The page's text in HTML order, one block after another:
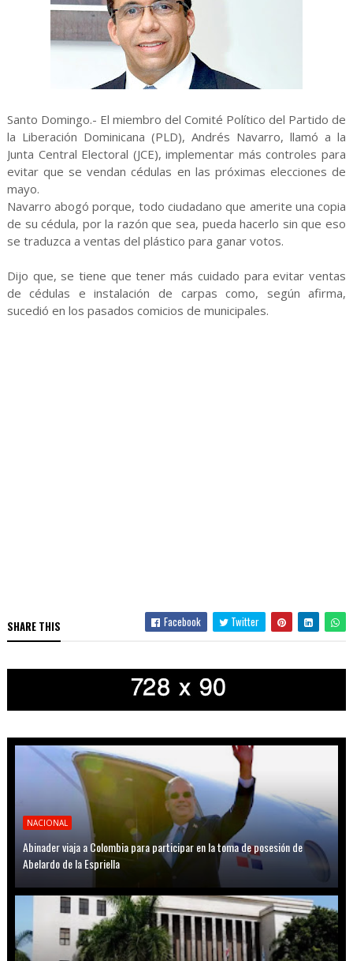
Santo Domingo.- El miembro del Comité Político del Partido de
la Liberación Dominicana (PLD), Andrés Navarro, llamó a la
Junta Central Electoral (JCE), implementar más controles para
evitar que se vendan cédulas en las próximas elecciones de
mayo.
Navarro abogó porque, todo ciudadano que amerite una copia
de su cédula, por la razón que sea, pueda hacerlo sin que eso
se traduzca a ventas del plástico para ganar votos.
Dijo que, se tiene que tener más cuidado para evitar ventas
de cédulas e instalación de carpas como, según afirma,
sucedió en los pasados comicios de municipales.
SHARE THIS Facebook Twitter
NACIONAL
Abinader viaja a Colombia para participar en la toma de posesión de
Abelardo de la Espriella